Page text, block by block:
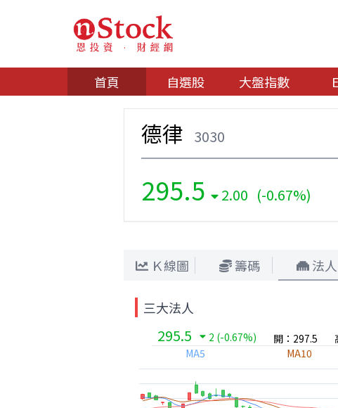
首頁 自選股 大盤指數
德律 3030
295.5 2.00 (-0.67%)
Ｋ線圖 籌碼 法人
三大法人
295.5 2 (-0.67%) 開：297.5
MA5
MA10